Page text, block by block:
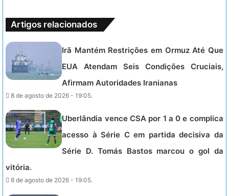
Artigos relacionados
Irã Mantém Restrições em Ormuz Até Que
EUA Atendam Seis Condições Cruciais,
Afirmam Autoridades Iranianas
8 de agosto de 2026 - 19:05.
Uberlândia vence CSA por 1 a 0 e complica
acesso à Série C em partida decisiva da
Série D. Tomás Bastos marcou o gol da
vitória.
8 de agosto de 2026 - 19:05.